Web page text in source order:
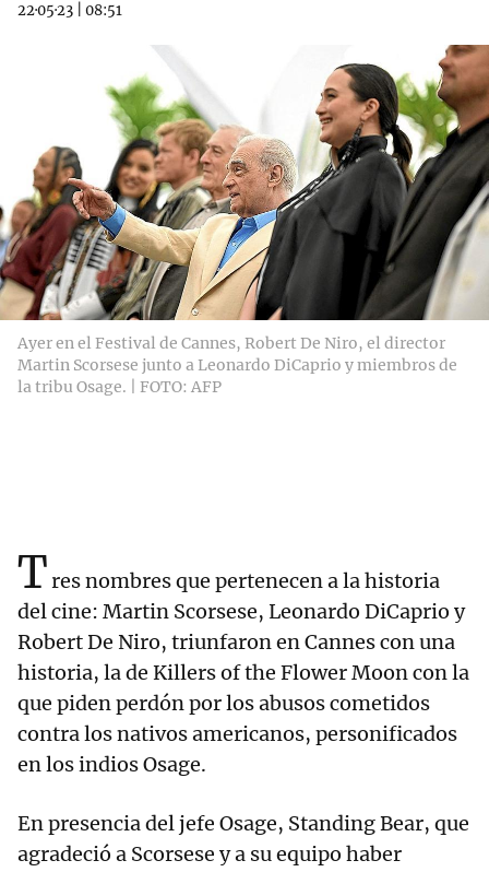
22·05·23
08:51
Ayer en el Festival de Cannes, Robert De Niro, el director
Martin Scorsese junto a Leonardo DiCaprio y miembros de
la tribu Osage. | FOTO: AFP
Tres nombres que pertenecen a la historia
del cine: Martin Scorsese, Leonardo DiCaprio y
Robert De Niro, triunfaron en Cannes con una
historia, la de Killers of the Flower Moon con la
que piden perdón por los abusos cometidos
contra los nativos americanos, personificados
en los indios Osage.
En presencia del jefe Osage, Standing Bear, que
agradeció a Scorsese y a su equipo haber